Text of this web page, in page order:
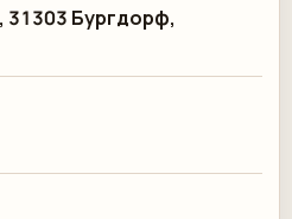
Бургдорф,